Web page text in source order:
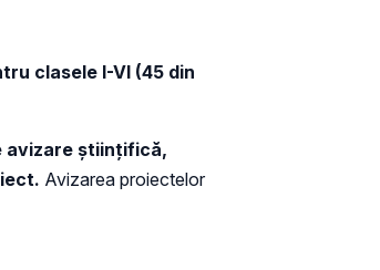
clasele I-VI (45 din
avizare științifică,
Avizarea proiectelor